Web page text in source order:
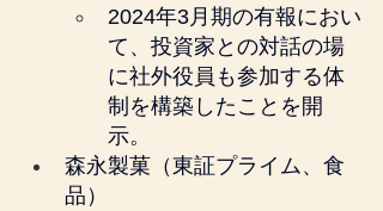
2024年3月期の有報におい
て、投資家との対話の場
に社外役員も参加する体
制を構築したことを開
示。
森永製菓（東証プライム、食
品）